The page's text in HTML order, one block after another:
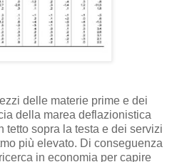
delle materie prime e dei
della marea deflazionistica
tetto sopra la testa e dei servizi
più elevato. Di conseguenza
in economia per capire